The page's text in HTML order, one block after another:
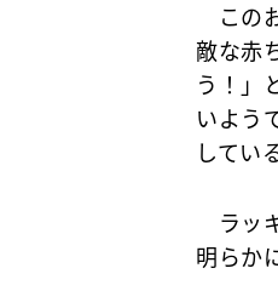
この
敵な赤
う！」
いよう
してい
ラッ
明らか